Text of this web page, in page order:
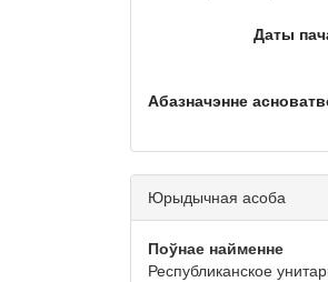
Даты
Абазначэнне
Юрыдычная асоба
Поўнае найменне
Республиканское